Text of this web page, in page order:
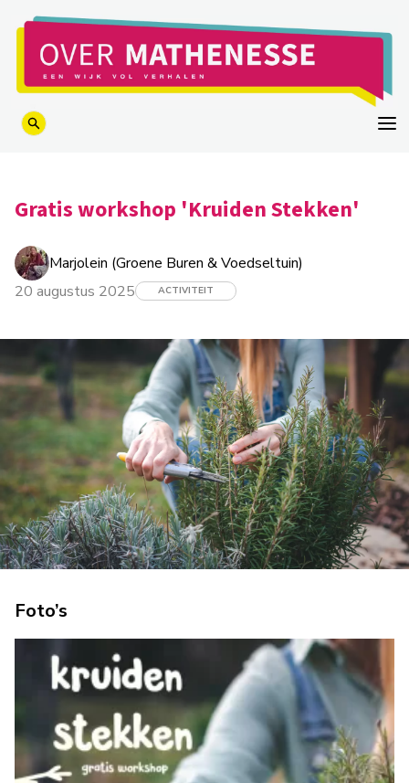
Gratis workshop 'Kruiden Stekken'
Marjolein (Groene Buren & Voedseltuin)
20 augustus 2025
ACTIVITEIT
Foto’s